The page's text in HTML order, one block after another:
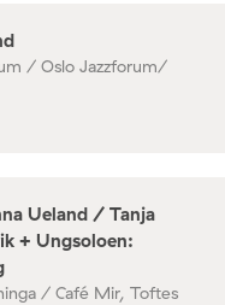
/ Oslo Jazzforum/
Ueland / Tanja
+ Ungsoloen:
/ Café Mir, Toftes